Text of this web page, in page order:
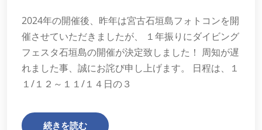
2024年の開催後、昨年は宮古石垣島フォトコンを開
催させていただきましたが、 １年振りにダイビング
フェスタ石垣島の開催が決定致しました！ 周知が遅
れました事、誠にお詫び申し上げます。 日程は、１
１/１２～１１/１４日の３
続きを読む